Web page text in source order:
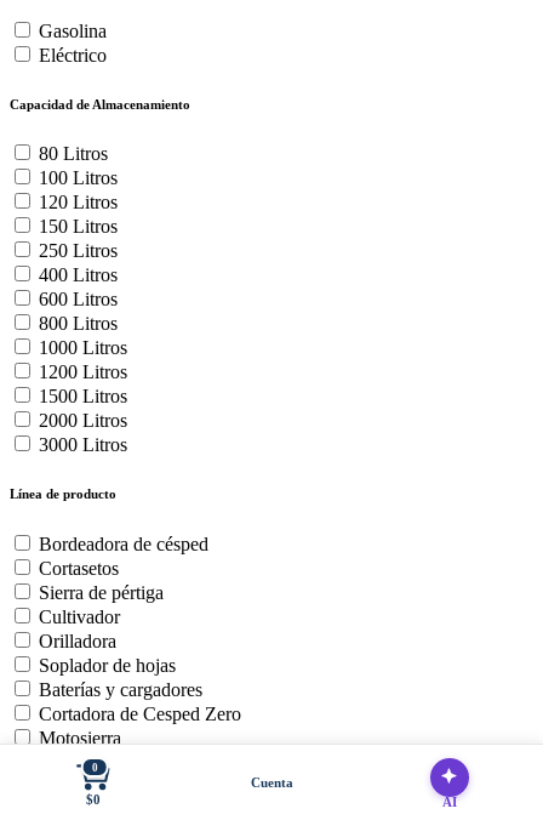
Gasolina
Eléctrico
Capacidad de Almacenamiento
80 Litros
100 Litros
120 Litros
150 Litros
250 Litros
400 Litros
600 Litros
800 Litros
1000 Litros
1200 Litros
1500 Litros
2000 Litros
3000 Litros
Línea de producto
Bordeadora de césped
Cortasetos
Sierra de pértiga
Cultivador
Orilladora
Soplador de hojas
Baterías y cargadores
Cortadora de Cesped Zero
Motosierra
Uso del producto
0
$0
Cuenta
AI